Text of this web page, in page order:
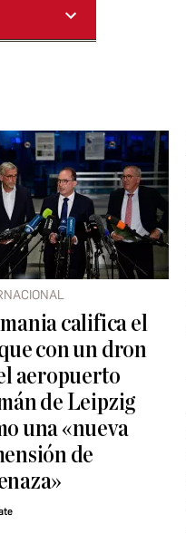
califica el
con un dron
aeropuerto
de Leipzig
una «nueva
de